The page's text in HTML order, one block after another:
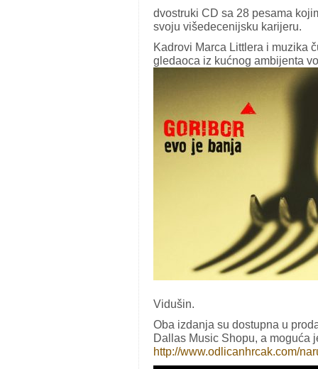
dvostruki CD sa 28 pesama
svoju višedecenijsku karijeru.
Kadrovi Marca Littlera i muzika
gledaoca iz kućnog ambijenta
Vidušin.
Oba izdanja su dostupna u
Dallas Music Shopu, a moguća
http://www.odlicanhrcak.com/